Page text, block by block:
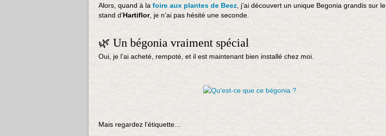
Alors, quand à la foire aux plantes de Beez , j’ai découvert un unique Begonia grandis sur le
stand d’Hartiflor, je n’ai pas hésité une seconde.
🌿 Un bégonia vraiment spécial
Oui, je l’ai acheté, rempoté, et il est maintenant bien installé chez moi.
Mais regardez l’étiquette…